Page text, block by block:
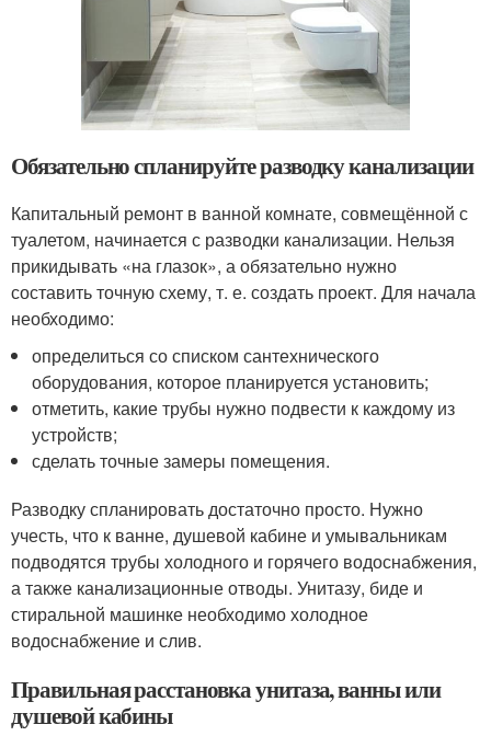
Обязательно спланируйте разводку канализации
Капитальный ремонт в ванной комнате, совмещённой с
туалетом, начинается с разводки канализации. Нельзя
прикидывать «на глазок», а обязательно нужно
составить точную схему, т. е. создать проект. Для начала
необходимо:
определиться со списком сантехнического
оборудования, которое планируется установить;
отметить, какие трубы нужно подвести к каждому из
устройств;
сделать точные замеры помещения.
Разводку спланировать достаточно просто. Нужно
учесть, что к ванне, душевой кабине и умывальникам
подводятся трубы холодного и горячего водоснабжения,
а также канализационные отводы. Унитазу, биде и
стиральной машинке необходимо холодное
водоснабжение и слив.
Правильная расстановка унитаза, ванны или
душевой кабины